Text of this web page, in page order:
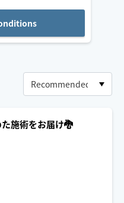
施術をお届け🐉